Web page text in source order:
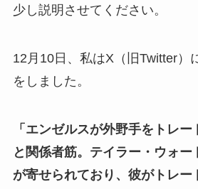
少し説明させてください。
12月10日、私はX（旧Twitter）
をしました。
「エンゼルスが外野手をトレー
と関係者筋。テイラー・ウォー
が寄せられており、彼がトレー